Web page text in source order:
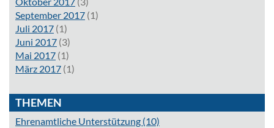
September 2017 (1)
Juli 2017 (1)
Juni 2017 (3)
Mai 2017 (1)
März 2017 (1)
THEMEN
Ehrenamtliche Unterstützung (10)